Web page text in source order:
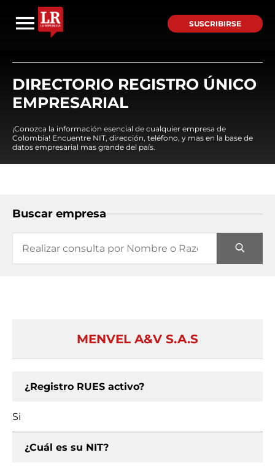
SUSCRIBIRSE
DIRECTORIO REGISTRO ÚNICO
EMPRESARIAL
¡Conozca la información esencial de cualquier empresa de
Colombia! Encuentre NIT, dirección, teléfono, y mas en la base de
datos empresarial mas grande del país.
Buscar empresa
MENVEL A&V S.A.S
¿Registro RUES activo?
Si
¿Cuál es su NIT?